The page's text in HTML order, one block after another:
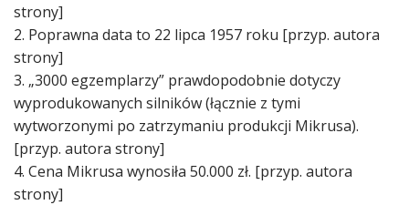
strony]
2. Poprawna data to 22 lipca 1957 roku [przyp. autora
strony]
3. „3000 egzemplarzy” prawdopodobnie dotyczy
wyprodukowanych silników (łącznie z tymi
wytworzonymi po zatrzymaniu produkcji Mikrusa).
[przyp. autora strony]
4. Cena Mikrusa wynosiła 50.000 zł. [przyp. autora
strony]